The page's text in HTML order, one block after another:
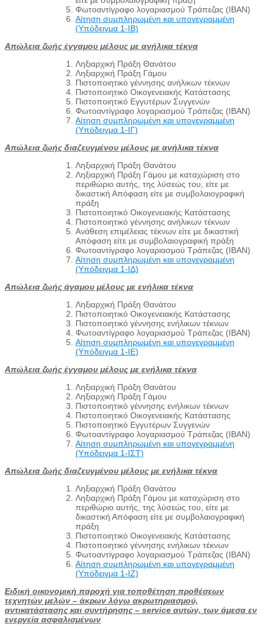
Φωτοαντίγραφο λογαριασμού Τράπεζας (IBAN)
Αίτηση συμπληρωμένη και υπογεγραμμένη
(Υπόδειγμα 1-ΙΒ)
Απώλεια ζωής έγγαμου μέλους με ανήλικα τέκνα
Ληξιαρχική Πράξη Θανάτου
Ληξιαρχική Πράξη Γάμου
Πιστοποιητικό γέννησης ανήλικων τέκνων
Πιστοποιητικό Οικογενειακής Κατάστασης
Πιστοποιητικό Εγγυτέρων Συγγενών
Φωτοαντίγραφο λογαριασμού Τράπεζας (IBAN)
Αίτηση συμπληρωμένη και υπογεγραμμένη
(Υπόδειγμα 1-ΙΓ)
Απώλεια ζωής διαζευγμένου μέλους με ανήλικα τέκνα
Ληξιαρχική Πράξη Θανάτου
Ληξιαρχική Πράξη Γάμου με καταχώριση στο
περιθώριο αυτής, της λύσεώς του, είτε με
δικαστική Απόφαση είτε με συμβολαιογραφική
πράξη
Πιστοποιητικό Οικογενειακής Κατάστασης
Πιστοποιητικό γέννησης ανήλικων τέκνων
Ανάθεση επιμέλειας τέκνων είτε με δικαστική
Απόφαση είτε με συμβολαιογραφική πράξη
Φωτοαντίγραφο λογαριασμού Τράπεζας (IBAN)
Αίτηση συμπληρωμένη και υπογεγραμμένη
(Υπόδειγμα 1-ΙΔ)
Απώλεια ζωής άγαμου μέλους με ενήλικα τέκνα
Ληξιαρχική Πράξη Θανάτου
Πιστοποιητικό Οικογενειακής Κατάστασης
Πιστοποιητικό γέννησης ενήλικων τέκνων
Φωτοαντίγραφο λογαριασμού Τράπεζας (IBAN)
Αίτηση συμπληρωμένη και υπογεγραμμένη
(Υπόδειγμα 1-ΙΕ)
Απώλεια ζωής έγγαμου μέλους με ενήλικα τέκνα
Ληξιαρχική Πράξη Θανάτου
Ληξιαρχική Πράξη Γάμου
Πιστοποιητικό γέννησης ενήλικων τέκνων
Πιστοποιητικό Οικογενειακής Κατάστασης
Πιστοποιητικό Εγγυτέρων Συγγενών
Φωτοαντίγραφο λογαριασμού Τράπεζας (IBAN)
Αίτηση συμπληρωμένη και υπογεγραμμένη
(Υπόδειγμα 1-ΙΣΤ)
Απώλεια ζωής διαζευγμένου μέλους με ενήλικα τέκνα
Ληξιαρχική Πράξη Θανάτου
Ληξιαρχική Πράξη Γάμου με καταχώριση στο
περιθώριο αυτής, της λύσεώς του, είτε με
δικαστική Απόφαση είτε με συμβολαιογραφική
πράξη
Πιστοποιητικό Οικογενειακής Κατάστασης
Πιστοποιητικό γέννησης ενήλικων τέκνων
Φωτοαντίγραφο λογαριασμού Τράπεζας (IBAN)
Αίτηση συμπληρωμένη και υπογεγραμμένη
(Υπόδειγμα 1-ΙΖ)
Ειδική οικονομική παροχή για τοποθέτηση προθέσεων
τεχνητών μελών – άκρων λόγω ακρωτηριασμού,
αντικατάστασης και συντήρησης – service αυτών, των άμεσα εν
ενεργεία ασφαλισμένων